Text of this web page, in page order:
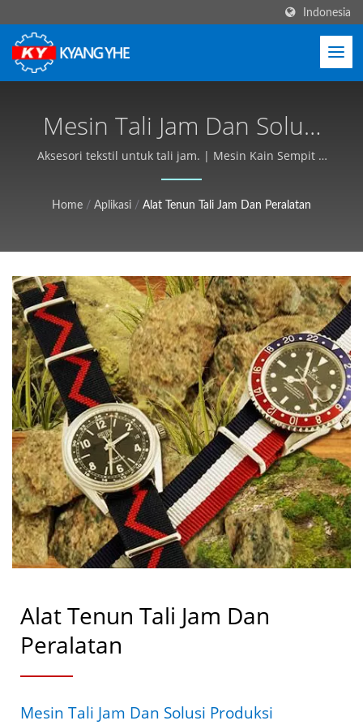
Indonesia
Mesin Tali Jam Dan Solusi
Produksi | Peralatan
Tekstil Industri, Dapat
Gratis - Kyang Yhe (KY)
Aksesori tekstil untuk tali jam. | Mesin Kain Sempit &
Label, Layanan Global - Kyang Yhe (KY)
Home / Aplikasi / Alat Tenun Tali Jam Dan Peralatan
Alat Tenun Tali Jam Dan
Peralatan
Mesin Tali Jam Dan Solusi Produksi